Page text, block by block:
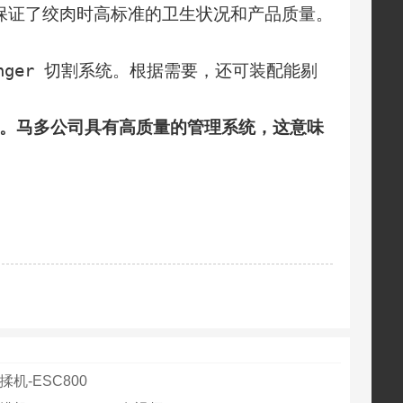
绞肉时高标准的卫生状况和产品质量。
切割系统。根据需要，还可装配能剔
多公司具有高质量的管理系统，这意味
机-ESC800